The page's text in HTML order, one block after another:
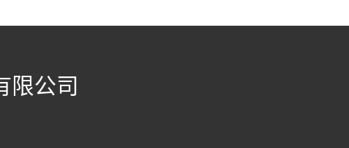
限公司